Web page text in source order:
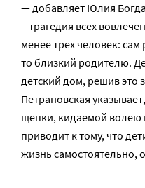
— добавляет Юлия
– трагедия всех
менее трех человек:
то близкий родителю.
детский дом, решив это
Петрановская
щепки, кидаемой волею
приводит к тому, что
жизнь самостоятельно,